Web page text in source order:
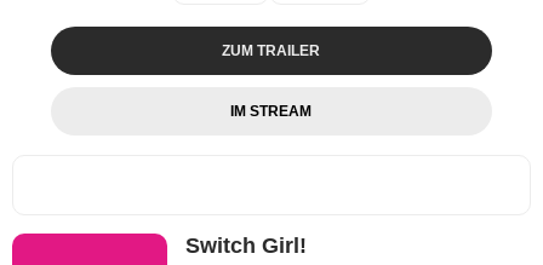
ZUM TRAILER
IM STREAM
Switch Girl!